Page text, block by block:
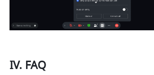
IV. FAQ